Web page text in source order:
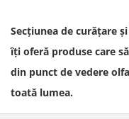
Secțiunea de curățare
îți oferă produse care
din punct de vedere
toată lumea.